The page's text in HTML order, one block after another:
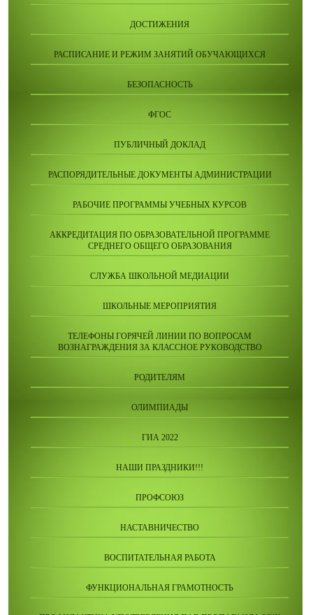
ДОСТИЖЕНИЯ
РАСПИСАНИЕ И РЕЖИМ ЗАНЯТИЙ ОБУЧАЮЩИХСЯ
БЕЗОПАСНОСТЬ
ФГОС
ПУБЛИЧНЫЙ ДОКЛАД
РАСПОРЯДИТЕЛЬНЫЕ ДОКУМЕНТЫ АДМИНИСТРАЦИИ
РАБОЧИЕ ПРОГРАММЫ УЧЕБНЫХ КУРСОВ
АККРЕДИТАЦИЯ ПО ОБРАЗОВАТЕЛЬНОЙ ПРОГРАММЕ
СРЕДНЕГО ОБЩЕГО ОБРАЗОВАНИЯ
СЛУЖБА ШКОЛЬНОЙ МЕДИАЦИИ
ШКОЛЬНЫЕ МЕРОПРИЯТИЯ
ТЕЛЕФОНЫ ГОРЯЧЕЙ ЛИНИИ ПО ВОПРОСАМ
ВОЗНАГРАЖДЕНИЯ ЗА КЛАССНОЕ РУКОВОДСТВО
РОДИТЕЛЯМ
ОЛИМПИАДЫ
ГИА 2022
НАШИ ПРАЗДНИКИ!!!
ПРОФСОЮЗ
НАСТАВНИЧЕСТВО
ВОСПИТАТЕЛЬНАЯ РАБОТА
ФУНКЦИОНАЛЬНАЯ ГРАМОТНОСТЬ